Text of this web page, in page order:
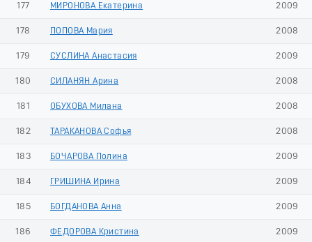
177 МИРОНОВА Екатерина 2009
178 ПОПОВА Мария 2008
179 СУСЛИНА Анастасия 2009
180 СИЛАНЯН Арина 2008
181 ОБУХОВА Милана 2008
182 ТАРАКАНОВА Софья 2008
183 БОЧАРОВА Полина 2009
184 ГРИШИНА Ирина 2009
185 БОГДАНОВА Анна 2009
186 ФЕДОРОВА Кристина 2009